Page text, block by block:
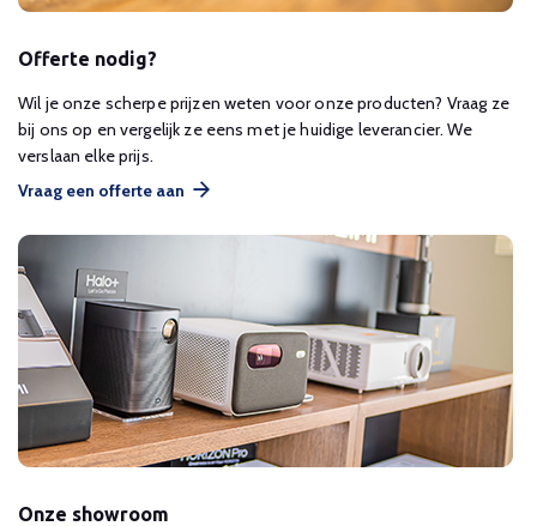
Offerte nodig?
Wil je onze scherpe prijzen weten voor onze producten? Vraag ze
bij ons op en vergelijk ze eens met je huidige leverancier. We
verslaan elke prijs.
Vraag een offerte aan
Onze showroom